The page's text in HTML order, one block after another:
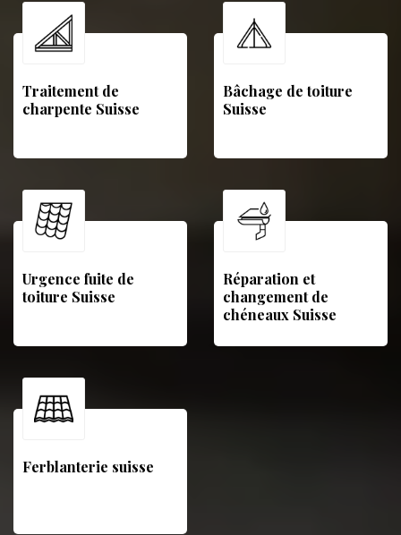
Traitement de
charpente Suisse
Bâchage de toiture
Suisse
Urgence fuite de
toiture Suisse
Réparation et
changement de
chéneaux Suisse
Ferblanterie suisse